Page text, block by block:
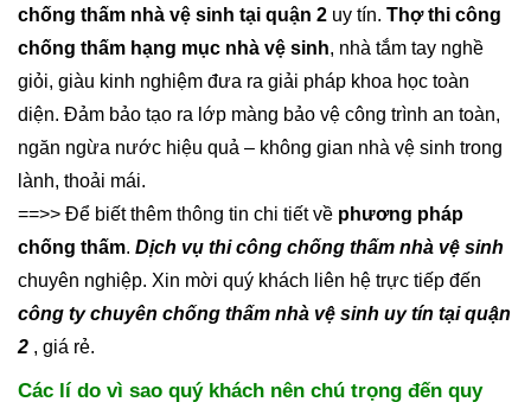
chống thấm nhà vệ sinh tại quận 2 uy tín. Thợ thi công
chống thấm hạng mục nhà vệ sinh, nhà tắm tay nghề
giỏi, giàu kinh nghiệm đưa ra giải pháp khoa học toàn
diện. Đảm bảo tạo ra lớp màng bảo vệ công trình an toàn,
ngăn ngừa nước hiệu quả – không gian nhà vệ sinh trong
lành, thoải mái.
==>> Để biết thêm thông tin chi tiết về phương pháp
chống thấm. Dịch vụ thi công chống thấm nhà vệ sinh
chuyên nghiệp. Xin mời quý khách liên hệ trực tiếp đến
công ty chuyên chống thấm nhà vệ sinh uy tín tại quận
2 , giá rẻ.
Các lí do vì sao quý khách nên chú trọng đến quy